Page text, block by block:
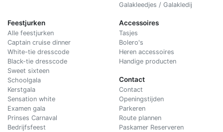
Galakleedjes / Galakledij
Feestjurken
Alle feestjurken
Captain cruise dinner
White-tie dresscode
Black-tie dresscode
Sweet sixteen
Schoolgala
Kerstgala
Sensation white
Examen gala
Prinses Carnaval
Bedrijfsfeest
Accessoires
Tasjes
Bolero's
Heren accessoires
Handige producten
Contact
Contact
Openingstijden
Parkeren
Route plannen
Paskamer Reserveren